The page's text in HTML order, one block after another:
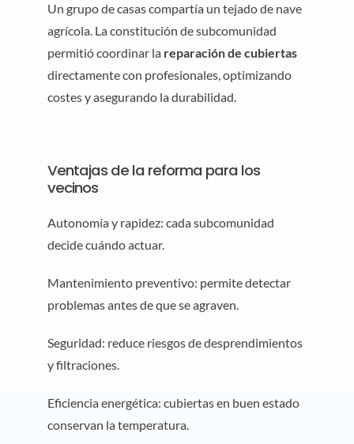
Un grupo de casas compartía un tejado de nave
agrícola. La constitución de subcomunidad
permitió coordinar la reparación de cubiertas
directamente con profesionales, optimizando
costes y asegurando la durabilidad.
Ventajas de la reforma para los
vecinos
Autonomía y rapidez: cada subcomunidad
decide cuándo actuar.
Mantenimiento preventivo: permite detectar
problemas antes de que se agraven.
Seguridad: reduce riesgos de desprendimientos
y filtraciones.
Eficiencia energética: cubiertas en buen estado
conservan la temperatura.